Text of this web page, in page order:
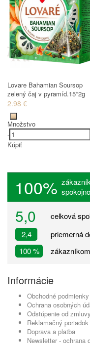
Lovare Bahamian Soursop
zelený čaj v pyramíd.15*2g
2.98 €
Množstvo
-
Kúpiť
100%
5,0
celková
2,4
priemerná
100 %
Informácie
Obchodné podmienky
Ochrana osobných
Odstúpenie od zmluvy
Reklamačný poriadok
Doprava a platba
Newsletter - ochrana